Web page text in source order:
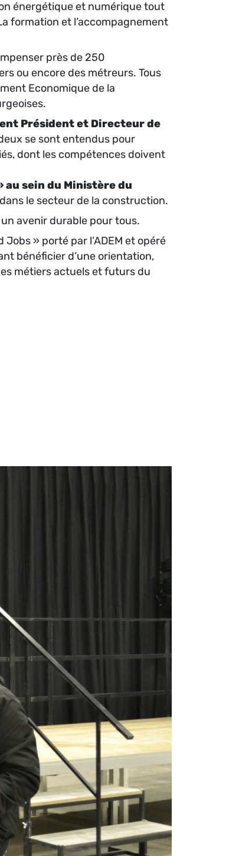
énergétique et numérique tout
formation et l’accompagnement
près de 250
ou encore des métreurs. Tous
Economique de la
Président et Directeur de
se sont entendus pour
dont les compétences doivent
au sein du Ministère du
le secteur de la construction.
avenir durable pour tous.
» porté par l’ADEM et opéré
bénéficier d’une orientation,
métiers actuels et futurs du